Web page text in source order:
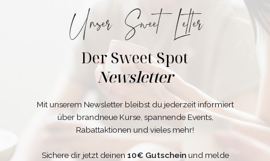
Unser Sweet Letter
Der Sweet Spot
Newsletter
Mit unserem Newsletter bleibst du jederzeit informiert
über brandneue Kurse, spannende Events,
Rabattaktionen und vieles mehr!
Sichere dir jetzt deinen10€ Gutscheinund melde